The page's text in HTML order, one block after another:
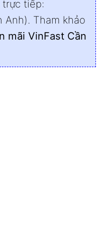
tiếp:
Anh). Tham khảo
mãi VinFast Cần